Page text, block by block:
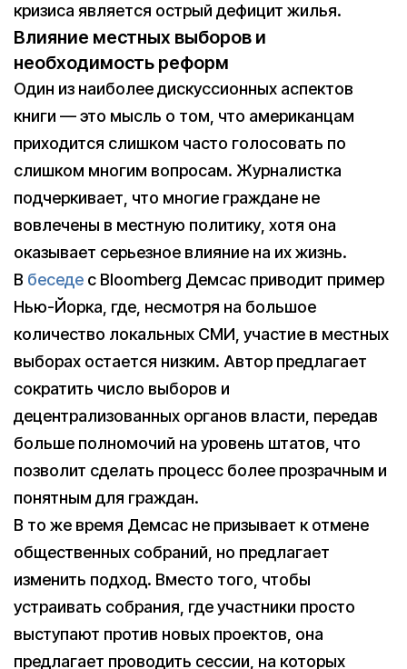
кризиса является острый дефицит жилья.
Влияние местных выборов и
необходимость реформ
Один из наиболее дискуссионных аспектов
книги — это мысль о том, что американцам
приходится слишком часто голосовать по
слишком многим вопросам. Журналистка
подчеркивает, что многие граждане не
вовлечены в местную политику, хотя она
оказывает серьезное влияние на их жизнь.
В беседе с Bloomberg Демсас приводит пример
Нью-Йорка, где, несмотря на большое
количество локальных СМИ, участие в местных
выборах остается низким. Автор предлагает
сократить число выборов и
децентрализованных органов власти, передав
больше полномочий на уровень штатов, что
позволит сделать процесс более прозрачным и
понятным для граждан.
В то же время Демсас не призывает к отмене
общественных собраний, но предлагает
изменить подход. Вместо того, чтобы
устраивать собрания, где участники просто
выступают против новых проектов, она
предлагает проводить сессии, на которых